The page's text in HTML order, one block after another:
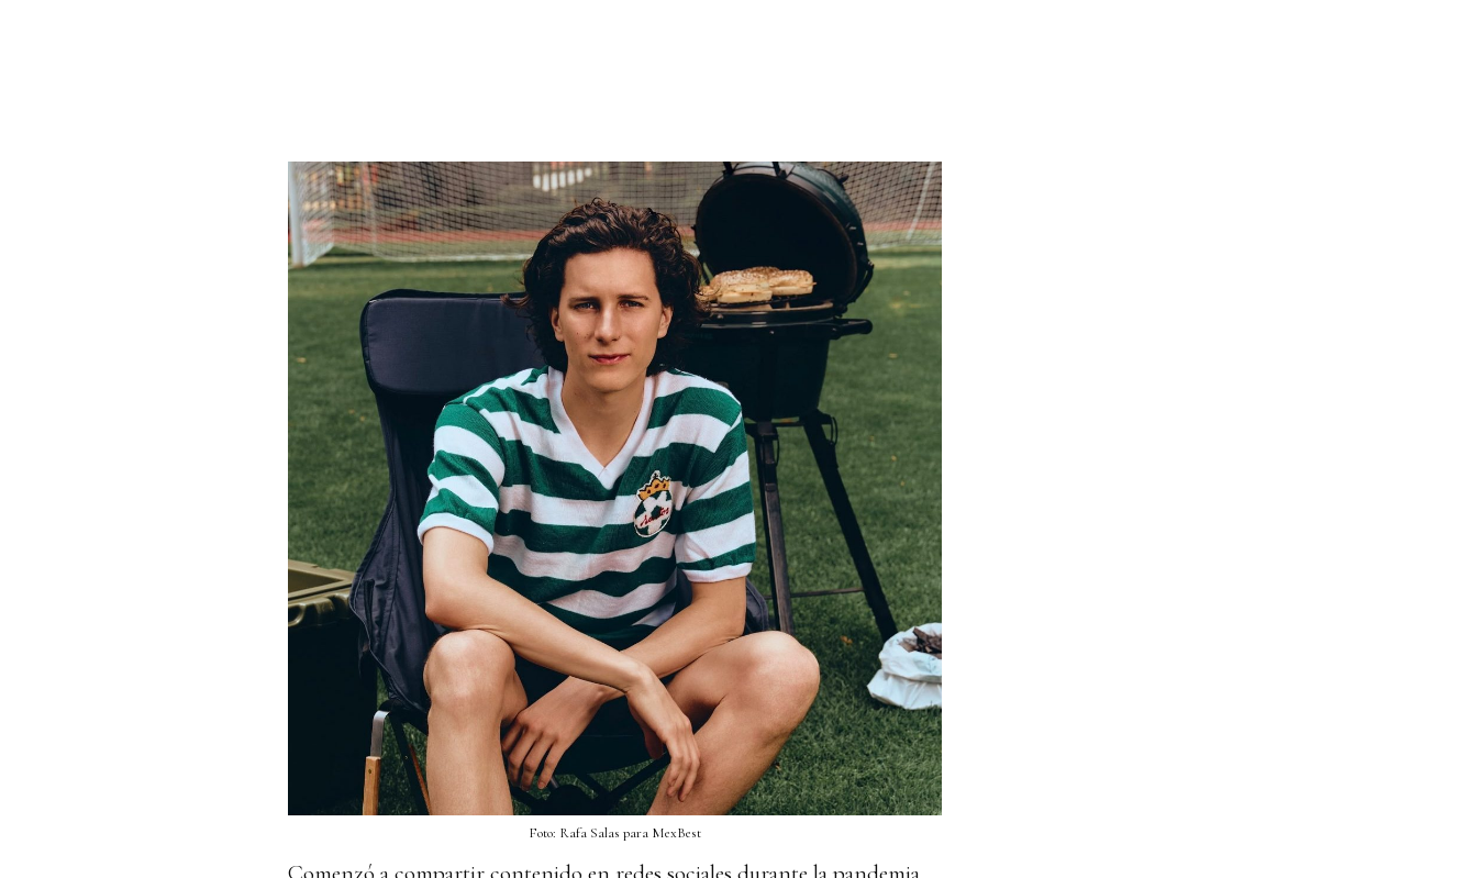
Foto: Rafa Salas para MexBest
Comenzó a compartir contenido en redes sociales durante la pandemia